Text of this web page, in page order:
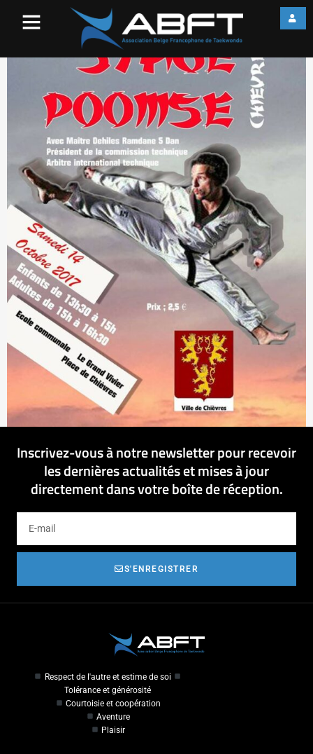
Inscrivez-vous à notre newsletter pour recevoir
les dernières actualités et mises à jour
directement dans votre boîte de réception.
S'ENREGISTRER
Respect de l'autre et estime de soi
Tolérance et générosité
Courtoisie et coopération
Aventure
Plaisir